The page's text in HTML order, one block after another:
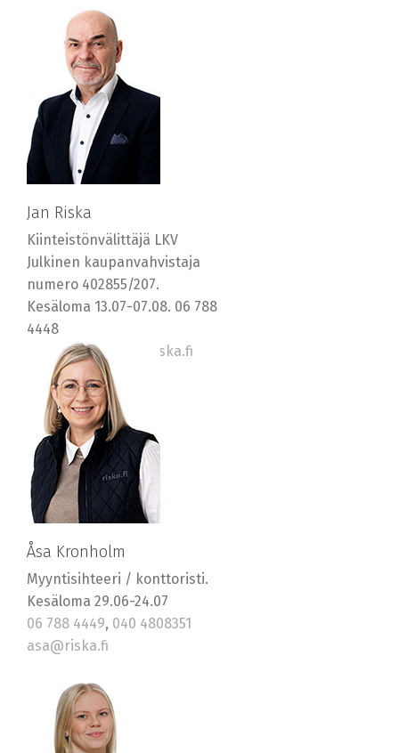
Jan Riska
Kiinteistönvälittäjä LKV
Julkinen kaupanvahvistaja
numero 402855/207.
Kesäloma 13.07-07.08. 06 788
4448
0400 569577, jan@riska.fi
Åsa Kronholm
Myyntisihteeri / konttoristi.
Kesäloma 29.06-24.07
06 788 4449, 040 4808351
asa@riska.fi